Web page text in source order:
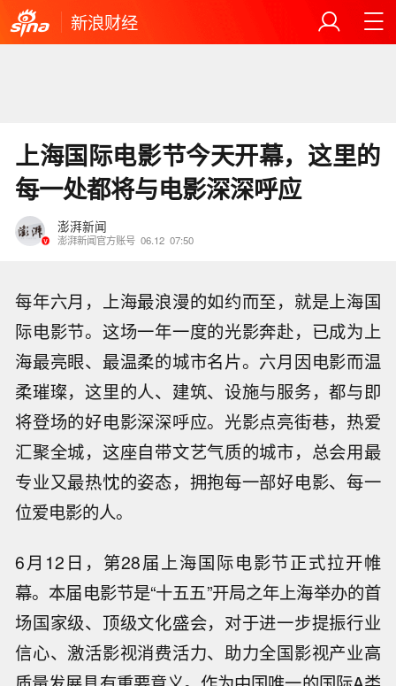
新浪财经
上海国际电影节今天开幕，这里的
每一处都将与电影深深呼应
澎湃新闻
澎湃新闻官方账号 06.12 07:50
每年六月，上海最浪漫的如约而至，就是上海国
际电影节。这场一年一度的光影奔赴，已成为上
海最亮眼、最温柔的城市名片。六月因电影而温
柔璀璨，这里的人、建筑、设施与服务，都与即
将登场的好电影深深呼应。光影点亮街巷，热爱
汇聚全城，这座自带文艺气质的城市，总会用最
专业又最热忱的姿态，拥抱每一部好电影、每一
位爱电影的人。
6月12日，第28届上海国际电影节正式拉开帷
幕。本届电影节是“十五五”开局之年上海举办的首
场国家级、顶级文化盛会，对于进一步提振行业
信心、激活影视消费活力、助力全国影视产业高